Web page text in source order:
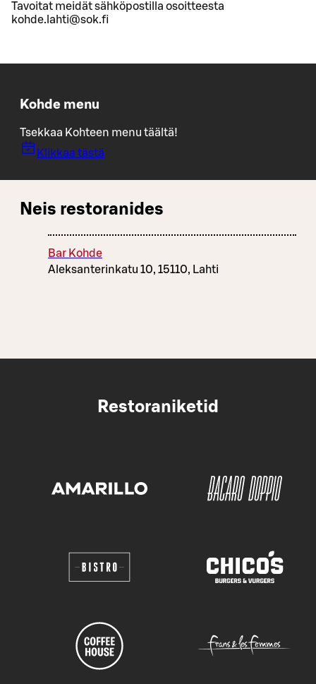
Tavoitat meidät sähköpostilla osoitteesta
kohde.lahti@sok.fi
Kohde menu
Tsekkaa Kohteen menu täältä!
Klikkaa tästä
Neis restoranides
Bar Kohde
Aleksanterinkatu 10, 15110, Lahti
Restoraniketid